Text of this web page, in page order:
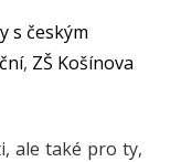
s českým
, ZŠ Košínova
ale také pro ty,